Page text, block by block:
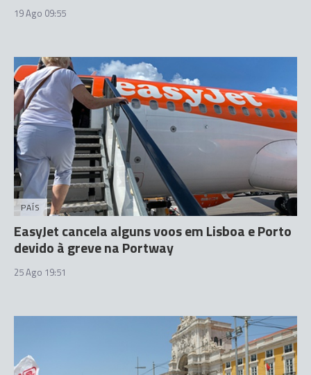
19 Ago 09:55
PAÍS
EasyJet cancela alguns voos em Lisboa e Porto
devido à greve na Portway
25 Ago 19:51